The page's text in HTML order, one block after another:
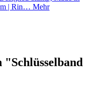
| Rin… Mehr